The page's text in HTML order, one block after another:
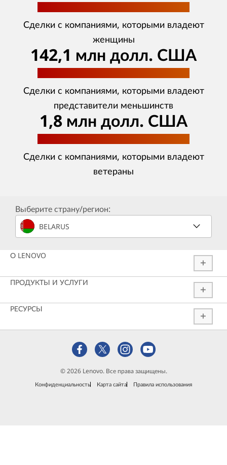
Сделки с компаниями, которыми владеют
женщины
142,1 млн долл. США
Сделки с компаниями, которыми владеют
представители меньшинств
1,8 млн долл. США
Сделки с компаниями, которыми владеют
ветераны
Выберите страну/регион:
BELARUS
О LENOVO
ПРОДУКТЫ И УСЛУГИ
РЕСУРСЫ
© 2026 Lenovo. Все права защищены.
Конфиденциальность Карта сайта Правила использования